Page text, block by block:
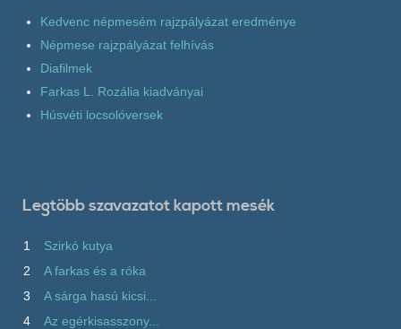
Kedvenc népmesém rajzpályázat eredménye
Népmese rajzpályázat felhívás
Diafilmek
Farkas L. Rozália kiadványai
Húsvéti locsolóversek
Legtöbb szavazatot kapott mesék
1
Szirkó kutya
2
A farkas és a róka
3
A sárga hasú kicsi...
4
Az egérkisasszony...